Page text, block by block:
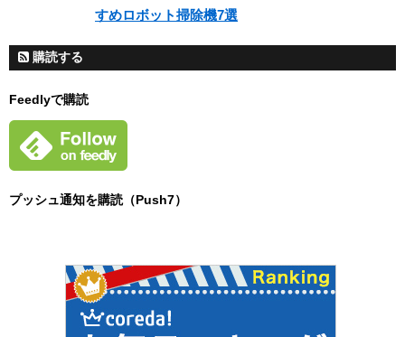
すめロボット掃除機7選
購読する
Feedlyで購読
プッシュ通知を購読（Push7）